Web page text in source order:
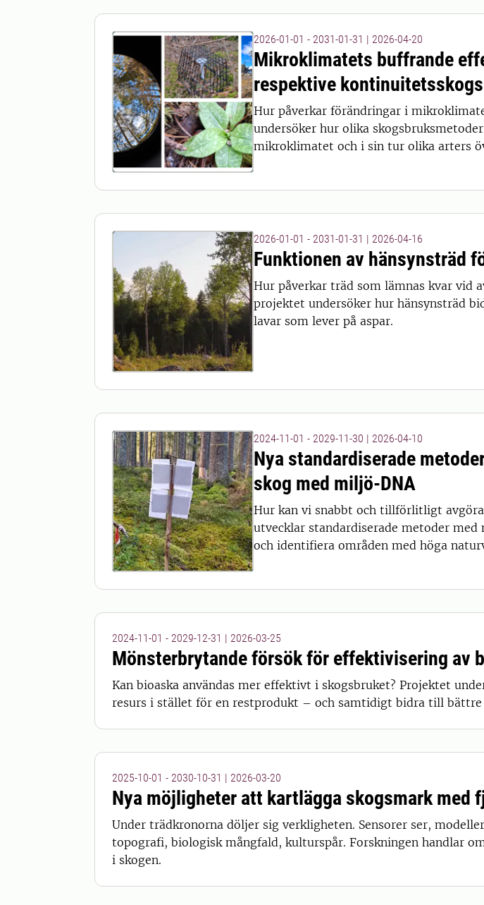
2026-01-01 - 2031-01-31 | 2026-04-20
Mikroklimatets buffrande
respektive
Hur påverkar förändringar i
undersöker hur olika
mikroklimatet och i sin tur olika arters
2026-01-01 - 2031-01-31 | 2026-04-16
Funktionen av hänsynsträd
Hur påverkar träd som lämnas kvar vid
projektet undersöker hur hänsynsträd
lavar som lever på aspar.
2024-11-01 - 2029-11-30 | 2026-04-10
Nya standardiserade
skog med miljö-DNA
Hur kan vi snabbt och tillförlitligt
utvecklar standardiserade metoder
och identifiera områden med höga
2024-11-01 - 2029-12-31 | 2026-03-25
Mönsterbrytande försök för effektivisering av
Kan bioaska användas mer effektivt i skogsbruket? Projektet
resurs i stället för en restprodukt – och samtidigt bidra till bättre
2025-10-01 - 2030-10-31 | 2026-03-20
Nya möjligheter att kartlägga skogsmark med
Under trädkronorna döljer sig verkligheten. Sensorer ser,
topografi, biologisk mångfald, kulturspår. Forskningen handlar
i skogen.